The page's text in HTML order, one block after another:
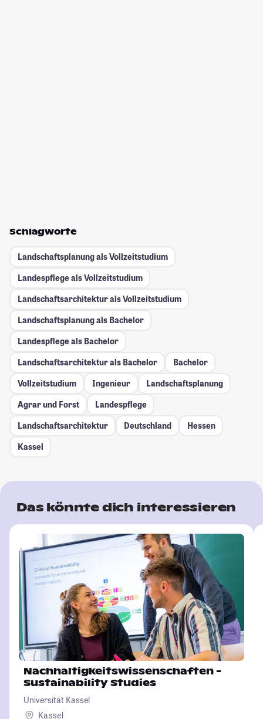
Schlagworte
Landschaftsplanung als Vollzeitstudium
Landespflege als Vollzeitstudium
Landschaftsarchitektur als Vollzeitstudium
Landschaftsplanung als Bachelor
Landespflege als Bachelor
Landschaftsarchitektur als Bachelor
Bachelor
Vollzeitstudium
Ingenieur
Landschaftsplanung
Agrar und Forst
Landespflege
Landschaftsarchitektur
Deutschland
Hessen
Kassel
Das könnte dich interessieren
Nachhaltigkeitswissenschaften -
Sustainability Studies
Universität Kassel
Kassel